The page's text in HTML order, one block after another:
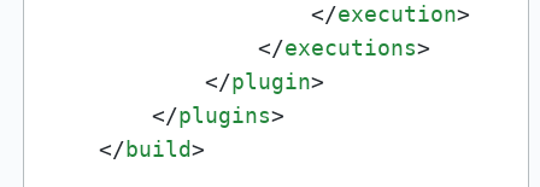
</execution>
</executions>
</plugin>
</plugins>
</build>